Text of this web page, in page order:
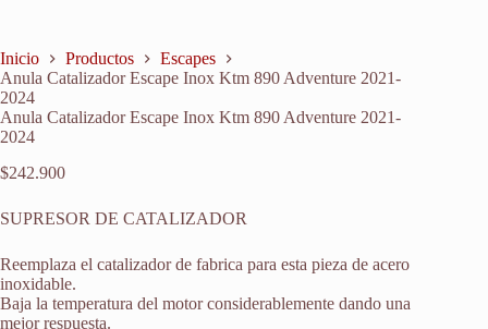
Inicio Productos
Escapes
Anula Catalizador Escape Inox Ktm 890 Adventure 2021-
2024
Anula Catalizador Escape Inox Ktm 890 Adventure 2021-
2024
$242.900
SUPRESOR DE CATALIZADOR
Reemplaza el catalizador de fabrica para esta pieza de acero
inoxidable.
Baja la temperatura del motor considerablemente dando una
mejor respuesta.